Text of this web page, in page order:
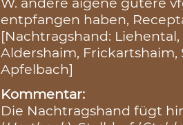
entpfangen haben,
[Nachtragshand:
Aldershaim,
Apfelbach]
Kommentar:
Die Nachtragshand fügt